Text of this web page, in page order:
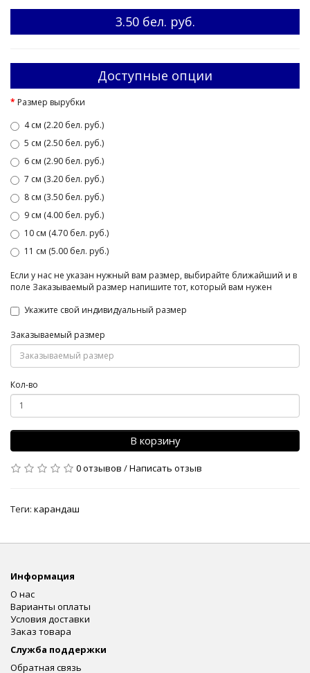
3.50 бел. руб.
Доступные опции
Размер вырубки
4 см (2.20 бел. руб.)
5 см (2.50 бел. руб.)
6 см (2.90 бел. руб.)
7 см (3.20 бел. руб.)
8 см (3.50 бел. руб.)
9 см (4.00 бел. руб.)
10 см (4.70 бел. руб.)
11 см (5.00 бел. руб.)
Если у нас не указан нужный вам размер, выбирайте ближайший и в
поле Заказываемый размер напишите тот, который вам нужен
Укажите свой индивидуальный размер
Заказываемый размер
Кол-во
В корзину
0 отзывов /Написать отзыв
Теги: карандаш
Информация
О нас
Варианты оплаты
Условия доставки
Заказ товара
Служба поддержки
Обратная связь